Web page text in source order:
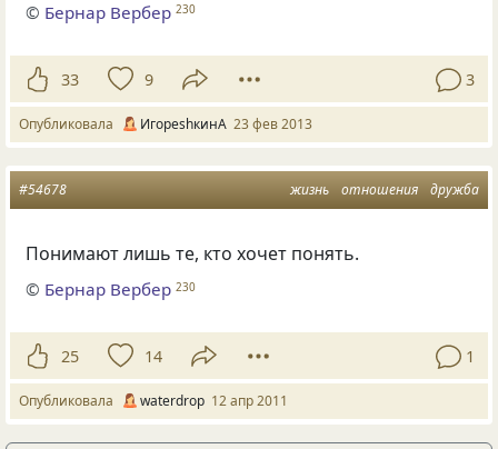
© Бернар Вербер 230
33 9 3
Опубликовала ИгореshкинА 23 фев 2013
жизнь отношения дружба
#54678
Понимают лишь те, кто хочет понять.
© Бернар Вербер 230
25 14 1
Опубликовала waterdrop 12 апр 2011